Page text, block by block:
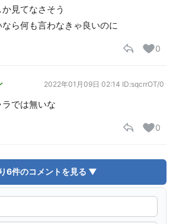
見てなさそう
ら何も言わなきゃ良いのに
0
2022年01月09日 02:14 ID:sqcrrOT/0
では無いな
0
6件のコメントを見る ▼